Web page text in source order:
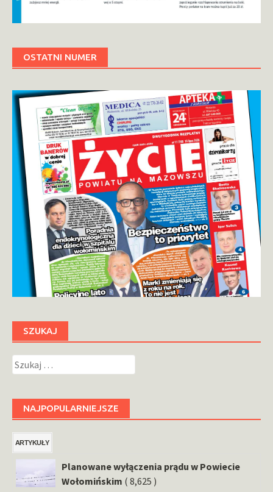
OSTATNI NUMER
SZUKAJ
Szukaj:
NAJPOPULARNIEJSZE
ARTYKUŁY
Planowane wyłączenia prądu w Powiecie
Wołomińskim ( 8,625 )